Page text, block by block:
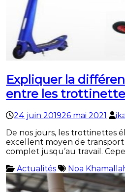
Expliquer la
entre les
24 juin 201926 mai 2021
De nos jours, les trottinettes
excellent moyen de
complet jusqu’au travail.
Actualités
Noa